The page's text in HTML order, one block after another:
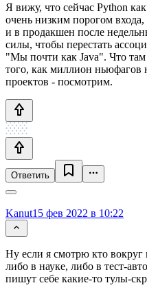
Я вижу, что сейчас Python
очень низким порогом
и в продакшен после
силы, чтобы перестать
"Мы почти как Java". Что там
того, как миллион ньюфагов
проектов - посмотрим.
Ответить
Kanut15 фев 2022 в 10:22
Ну если я смотрю кто вокруг
либо в науке, либо в тест-
пишут себе какие-то тулы-